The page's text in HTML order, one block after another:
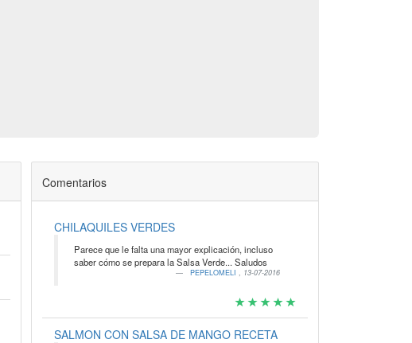
Comentarios
CHILAQUILES VERDES
Parece que le falta una mayor explicación, incluso
saber cómo se prepara la Salsa Verde... Saludos
PEPELOMELI, 13-07-2016
SALMON CON SALSA DE MANGO RECETA